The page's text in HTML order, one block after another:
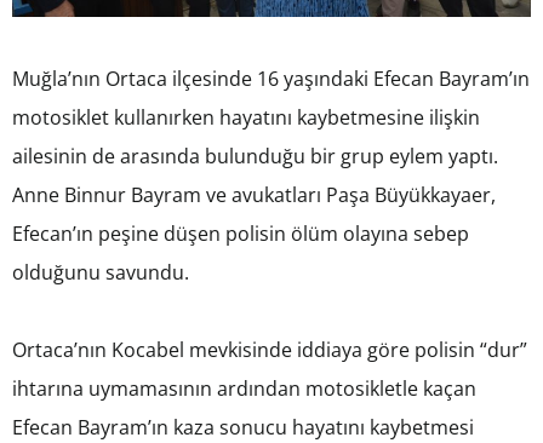
Muğla’nın Ortaca ilçesinde 16 yaşındaki Efecan Bayram’ın
motosiklet kullanırken hayatını kaybetmesine ilişkin
ailesinin de arasında bulunduğu bir grup eylem yaptı.
Anne Binnur Bayram ve avukatları Paşa Büyükkayaer,
Efecan’ın peşine düşen polisin ölüm olayına sebep
olduğunu savundu.
Ortaca’nın Kocabel mevkisinde iddiaya göre polisin “dur”
ihtarına uymamasının ardından motosikletle kaçan
Efecan Bayram’ın kaza sonucu hayatını kaybetmesi